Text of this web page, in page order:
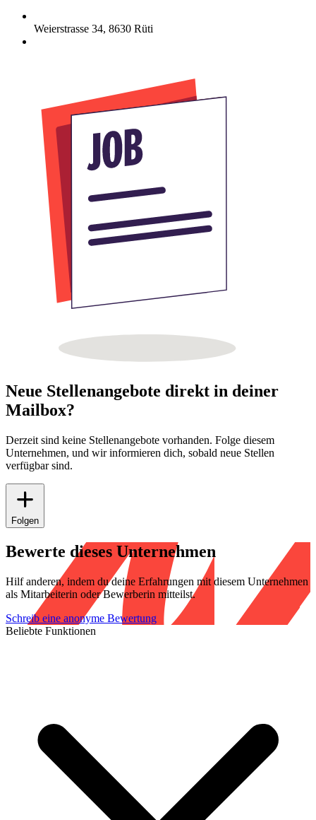
Weierstrasse 34, 8630 Rüti
Neue Stellenangebote direkt in deiner
Mailbox?
Derzeit sind keine Stellenangebote vorhanden. Folge diesem
Unternehmen, und wir informieren dich, sobald neue Stellen
verfügbar sind.
Folgen
Bewerte dieses Unternehmen
Hilf anderen, indem du deine Erfahrungen mit diesem Unternehmen
als Mitarbeiterin oder Bewerberin mitteilst.
Schreib eine anonyme Bewertung
Beliebte Funktionen